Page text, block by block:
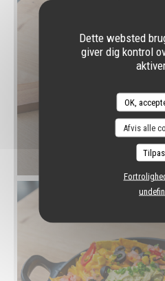
Dette websted
giver dig kontrol
OK,
Afvis alle
Tilpas